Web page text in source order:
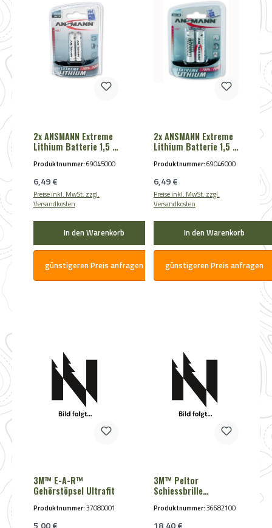
2x ANSMANN Extreme
Lithium Batterie 1,5 V
Produktnummer:69045000
Regulärer Preis:
6,49 €
Preise inkl. MwSt. zzgl.
Versandkosten
In den Warenkorb
günstigeren Preis anfragen
2x ANSMANN Extreme
Lithium Batterie 1,5 V
Produktnummer:69046000
Regulärer Preis:
6,49 €
Preise inkl. MwSt. zzgl.
Versandkosten
In den Warenkorb
günstigeren Preis anfragen
3M™ E-A-R™
Gehörstöpsel Ultrafit
Produktnummer:37080001
Regulärer Preis:
3M™ Peltor
Schiessbrille
Produktnummer:36682100
Regulärer Preis: